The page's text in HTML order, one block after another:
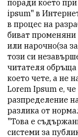
поради което
ipsum" в
в процес на
биват променяни
или нарочно(за
този си
читателя
което чете, а не
Lorem Ipsum е,
разпределение
разлика от
"Това е
системи за